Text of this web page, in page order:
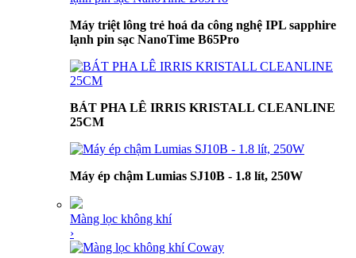
Máy triệt lông trẻ hoá da công nghệ IPL sapphire
lạnh pin sạc NanoTime B65Pro
BÁT PHA LÊ IRRIS KRISTALL CLEANLINE
25CM
Máy ép chậm Lumias SJ10B - 1.8 lít, 250W
Màng lọc không khí
›